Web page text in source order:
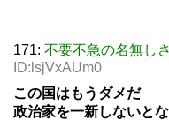
171: 不要不急の名無し
ID:lsjVxAUm0
この国はもうダメだ
政治家を一新しないとな